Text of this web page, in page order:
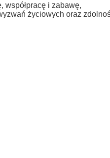
współpracę i zabawę,
życiowych oraz